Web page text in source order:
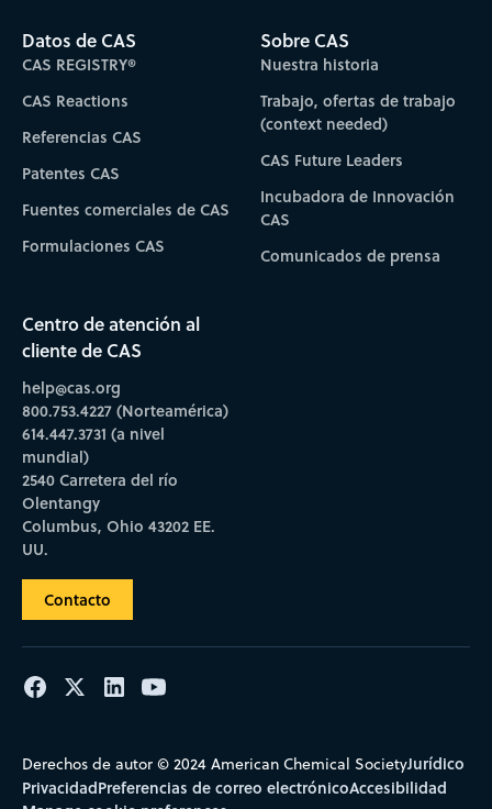
Datos de CAS
CAS REGISTRY®
CAS Reactions
Referencias CAS
Patentes CAS
Fuentes comerciales de CAS
Formulaciones CAS
Sobre CAS
Nuestra historia
Trabajo, ofertas de trabajo
(context needed)
CAS Future Leaders
Incubadora de Innovación
CAS
Comunicados de prensa
Centro de atención al
cliente de CAS
help@cas.org
800.753.4227 (Norteamérica)
614.447.3731 (a nivel
mundial)
2540 Carretera del río
Olentangy
Columbus, Ohio 43202 EE.
UU.
Contacto
Derechos de autor © 2024 American Chemical SocietyJurídico
PrivacidadPreferencias de correo electrónicoAccesibilidad